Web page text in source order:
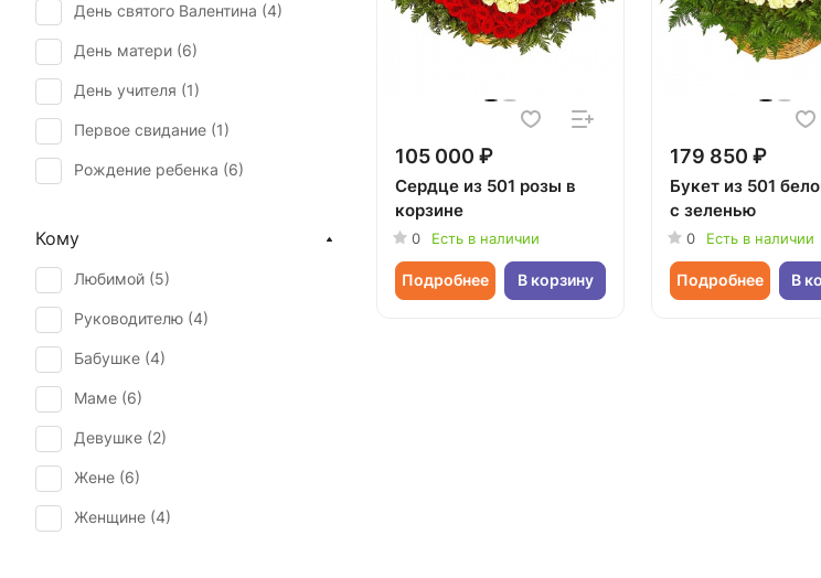
105 000 ₽
Сердце из 501 розы в
корзине
0 Есть в наличии
Подробнее В корзину
179 850 ₽
Букет из 501
с зеленью
0 Есть в наличии
Подробнее В
День святого Валентина (4)
День матери (6)
День учителя (1)
Первое свидание (1)
Рождение ребенка (6)
Татьянин день (
Юбилей (6)
Кому
Любимой (5)
Руководителю (4)
Бабушке (4)
Маме (6)
Девушке (2)
Жене (6)
Женщине (4)